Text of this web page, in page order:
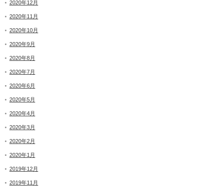
2020年12月
2020年11月
2020年10月
2020年9月
2020年8月
2020年7月
2020年6月
2020年5月
2020年4月
2020年3月
2020年2月
2020年1月
2019年12月
2019年11月